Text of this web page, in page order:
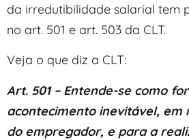
da irredutibilidade salarial tem
no art. 501 e art. 503 da CLT.
Veja o que diz a CLT:
Art. 501 – Entende-se como
acontecimento inevitável, em
do empregador, e para a